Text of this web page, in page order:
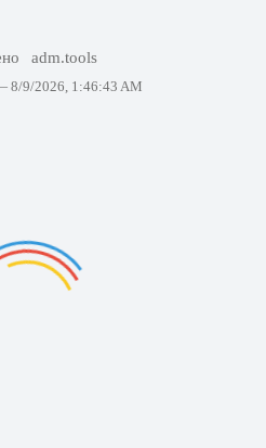
adm.tools
8/9/2026, 1:46:43 AM